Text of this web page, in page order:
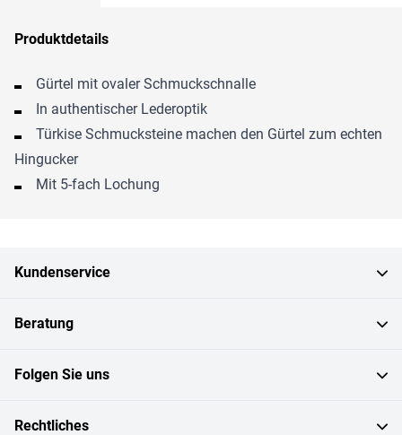
Produktdetails
Gürtel mit ovaler Schmuckschnalle
In authentischer Lederoptik
Türkise Schmucksteine machen den Gürtel zum echten
Hingucker
Mit 5-fach Lochung
Kundenservice
Beratung
Folgen Sie uns
Rechtliches